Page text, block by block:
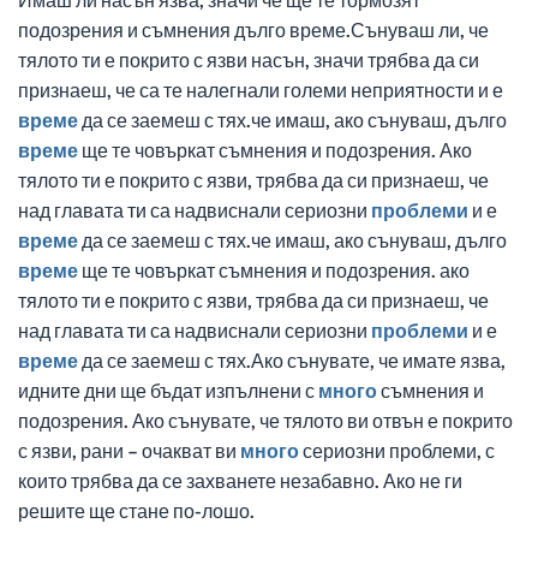
подозрения и съмнения дълго време.Сънуваш ли, че
тялото ти е покрито с язви насън, значи трябва да си
признаеш, че са те налегнали големи неприятности и е
време да се заемеш с тях.че имаш, ако сънуваш, дълго
време ще те човъркат съмнения и подозрения. Ако
тялото ти е покрито с язви, трябва да си признаеш, че
над главата ти са надвиснали сериозни проблеми и е
време да се заемеш с тях.че имаш, ако сънуваш, дълго
време ще те човъркат съмнения и подозрения. ако
тялото ти е покрито с язви, трябва да си признаеш, че
над главата ти са надвиснали сериозни проблеми и е
време да се заемеш с тях.Ако сънувате, че имате язва,
идните дни ще бъдат изпълнени с многосъмнения и
подозрения. Ако сънувате, че тялото ви отвън е покрито
с язви, рани – очакват ви многосериозни проблеми, с
които трябва да се захванете незабавно. Ако не ги
решите ще стане по-лошо.